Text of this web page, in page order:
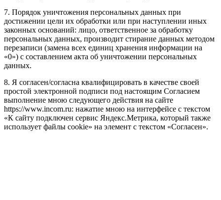
7. Порядок уничтожения персональных данных при
достижении цели их обработки или при наступлении иных
законных оснований: лицо, ответственное за обработку
персональных данных, производит стирание данных методом
перезаписи (замена всех единиц хранения информации на
«0») с составлением акта об уничтожении персональных
данных.
8. Я согласен/согласна квалифицировать в качестве своей
простой электронной подписи под настоящим Согласием
выполнение мною следующего действия на сайте
https://www.incom.ru: нажатие мною на интерфейсе с текстом
«К сайту подключен сервис Яндекс.Метрика, который также
использует файлы cookie» на элемент с текстом «Согласен».